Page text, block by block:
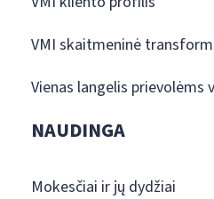
VMI skaitmeninė
Vienas langelis prievolėms
NAUDINGA
Mokesčiai ir jų dydžiai